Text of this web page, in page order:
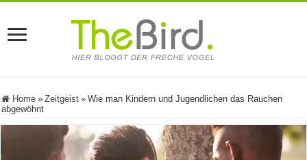
Home » Zeitgeist » Wie man Kindern und Jugendlichen das Rauchen
abgewöhnt